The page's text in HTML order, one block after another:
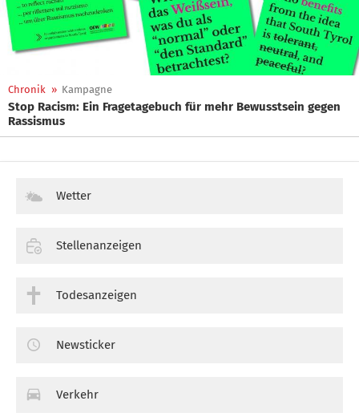
Chronik » Kampagne
Stop Racism: Ein Fragetagebuch für mehr Bewusstsein gegen
Rassismus
Wetter
Stellenanzeigen
Todesanzeigen
Newsticker
Verkehr